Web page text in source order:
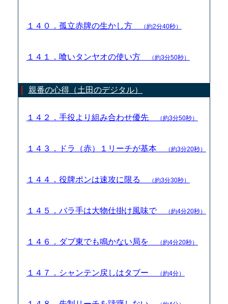
１４０．孤立赤牌の生かし方 （約2分40秒）
１４１．喰いタンヤオの使い方 （約3分50秒）
親番の心得（土田のデジタル）
１４２．手役より組み合わせ優先 （約3分50秒）
１４３．ドラ（赤）１リーチが基本 （約3分20秒）
１４４．役牌ポンは速攻に限る （約3分30秒）
１４５．バラ手は大物仕掛け風味で （約4分20秒）
１４６．ダブ東でも鳴かない局を （約4分20秒）
１４７．シャンテン戻しはタブー （約4分）